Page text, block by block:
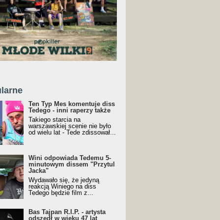
Ten Typ Mes komentuje diss
Tedego - inni raperzy także
Takiego starcia na
warszawskiej scenie nie było
od wielu lat - Tede zdissował...
Wini odpowiada Tedemu 5-
minutowym dissem "Przytul
Jacka"
Wydawało się, że jedyną
reakcją Winiego na diss
Tedego będzie film z...
Bas Tajpan R.I.P. - artysta
odszedł w wieku 47 lat